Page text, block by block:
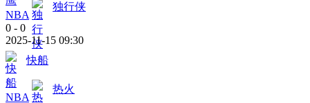
NBA
独行侠
0 - 0
2025-11-15 09:30
快船
NBA
热火